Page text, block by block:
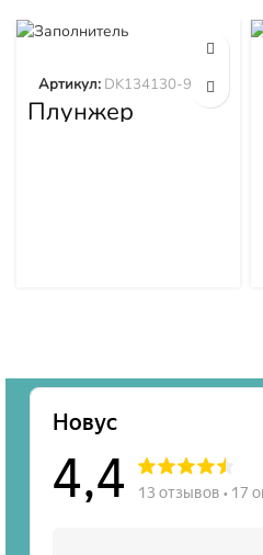
Плунжер
DK134130-9320
Артикул: DK134130-9320